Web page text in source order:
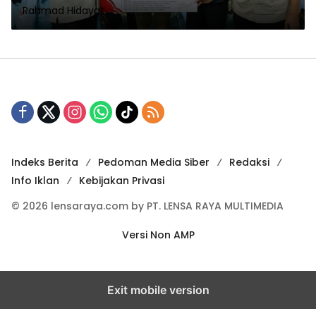
Rahmad Hidayat
Indeks Berita Pedoman Media Siber
Redaksi
Info Iklan
Kebijakan Privasi
© 2026 lensaraya.com by PT. LENSA RAYA MULTIMEDIA
Versi Non AMP
Exit mobile version